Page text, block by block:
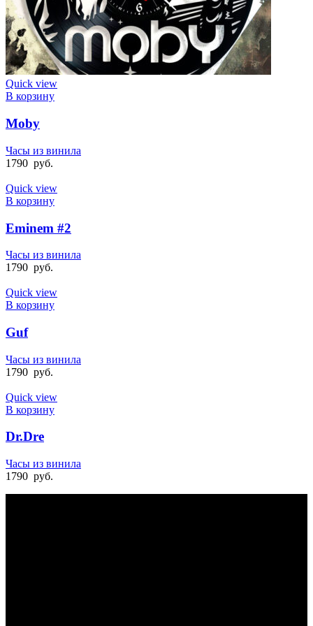
Quick view
В корзину
Moby
Часы из винила
1790 руб.
Quick view
В корзину
Eminem #2
Часы из винила
1790 руб.
Quick view
В корзину
Guf
Часы из винила
1790 руб.
Quick view
В корзину
Dr.Dre
Часы из винила
1790 руб.